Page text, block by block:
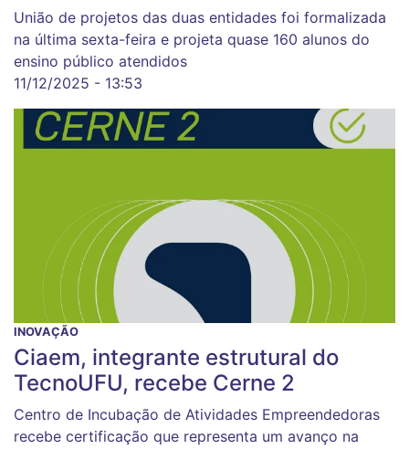
União de projetos das duas entidades foi formalizada
na última sexta-feira e projeta quase 160 alunos do
ensino público atendidos
11/12/2025 - 13:53
INOVAÇÃO
Ciaem, integrante estrutural do
TecnoUFU, recebe Cerne 2
Centro de Incubação de Atividades Empreendedoras
recebe certificação que representa um avanço na